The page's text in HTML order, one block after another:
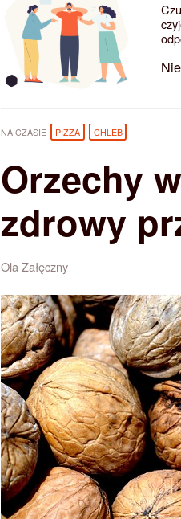
NA CZASIE PIZZA CHLEB
Orzechy
zdrowy
Ola Załęczny